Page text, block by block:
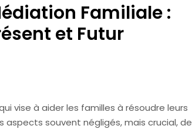
Familiale :
et Futur
vise à aider les familles à résoudre leurs
aspects souvent négligés, mais crucial, de